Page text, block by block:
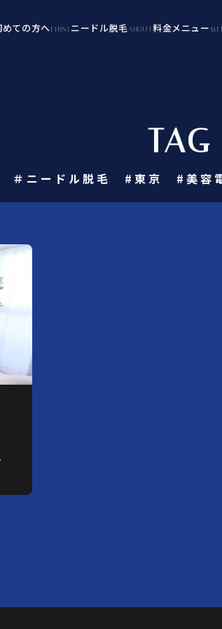
めての方へFIRST ニードル脱毛 ABOUT 料金メニュー
TAG
＃ニードル脱毛 #東京 #美